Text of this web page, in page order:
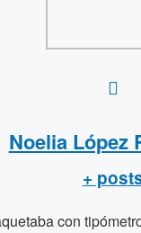
Noelia López
+
con